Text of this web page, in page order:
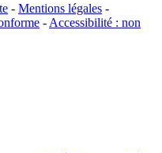
- Mentions légales -
- Accessibilité : non